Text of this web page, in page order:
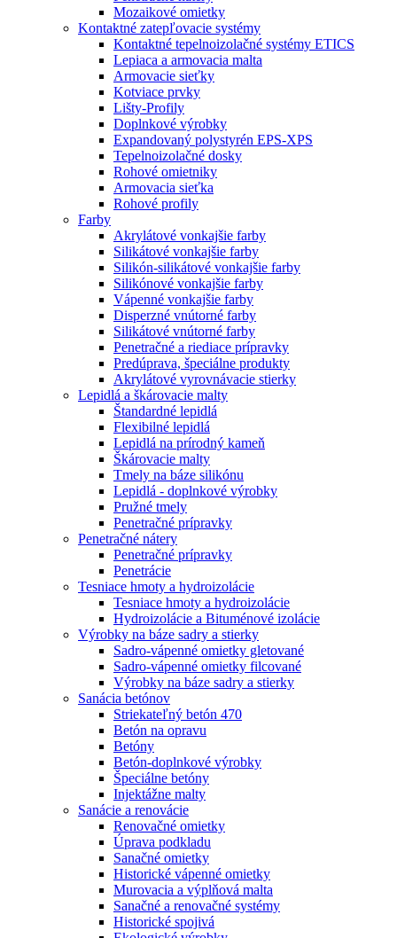
Mozaikové omietky
Kontaktné zatepľovacie systémy
Kontaktné tepelnoizolačné systémy ETICS
Lepiaca a armovacia malta
Armovacie sieťky
Kotviace prvky
Lišty-Profily
Doplnkové výrobky
Expandovaný polystyrén EPS-XPS
Tepelnoizolačné dosky
Rohové omietniky
Armovacia sieťka
Rohové profily
Farby
Akrylátové vonkajšie farby
Silikátové vonkajšie farby
Silikón-silikátové vonkajšie farby
Silikónové vonkajšie farby
Vápenné vonkajšie farby
Disperzné vnútorné farby
Silikátové vnútorné farby
Penetračné a riediace prípravky
Predúprava, špeciálne produkty
Akrylátové vyrovnávacie stierky
Lepidlá a škárovacie malty
Štandardné lepidlá
Flexibilné lepidlá
Lepidlá na prírodný kameň
Škárovacie malty
Tmely na báze silikónu
Lepidlá - doplnkové výrobky
Pružné tmely
Penetračné prípravky
Penetračné nátery
Penetračné prípravky
Penetrácie
Tesniace hmoty a hydroizolácie
Tesniace hmoty a hydroizolácie
Hydroizolácie a Bituménové izolácie
Výrobky na báze sadry a stierky
Sadro-vápenné omietky gletované
Sadro-vápenné omietky filcované
Výrobky na báze sadry a stierky
Sanácia betónov
Striekateľný betón 470
Betón na opravu
Betóny
Betón-doplnkové výrobky
Špeciálne betóny
Injektážne malty
Sanácie a renovácie
Renovačné omietky
Úprava podkladu
Sanačné omietky
Historické vápenné omietky
Murovacia a výplňová malta
Sanačné a renovačné systémy
Historické spojivá